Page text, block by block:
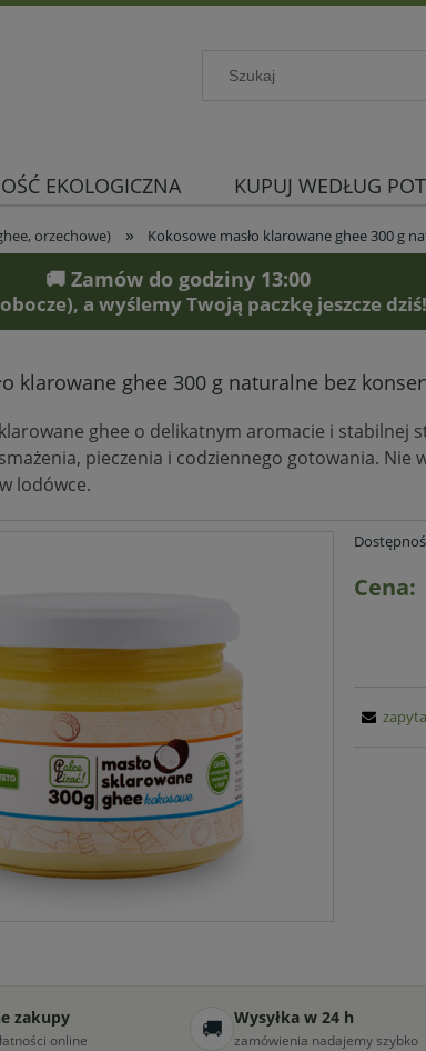
EKOLOGICZNA KUPUJ WEDŁUG
orzechowe) » Kokosowe masło klarowane ghee 300 g
🚚 Zamów do godziny 13:00
a wyślemy Twoją paczkę jeszcze dziś!
klarowane ghee 300 g naturalne bez
ghee o delikatnym aromacie i stabilnej
pieczenia i codziennego gotowania. Nie
lodówce.
Cena:
zakupy
online 🚚 Wysyłka w 24 h
zamówienia nadajemy szybko